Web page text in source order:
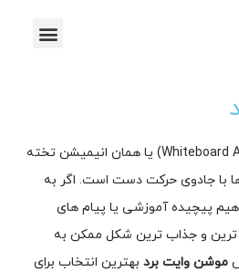
موشن وایت برد (Whiteboard Animation) یا همان انیمیشن تخته
با جادوی حرکت دست است. اگر به
پیچیده آموزشی یا پیام های
ترین و جذاب ترین شکل ممکن به
موشن وایت برد بهترین انتخاب برای